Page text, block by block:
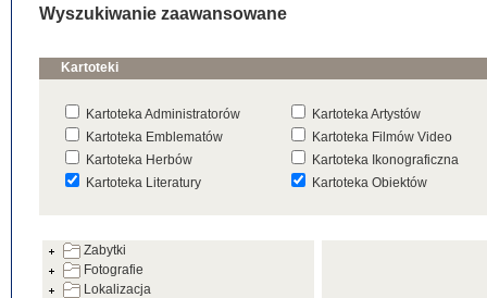
Wyszukiwanie zaawansowane
Kartoteki
Kartoteka Administratorów
Kartoteka Artystów
Kartoteka Emblematów
Kartoteka Filmów Video
Kartoteka Herbów
Kartoteka Ikonograficzna
Kartoteka Literatury
Kartoteka Obiektów
Kartoteka Warsztatów
Kartoteka Zabytków
Zabytki
Fotografie
Lokalizacja